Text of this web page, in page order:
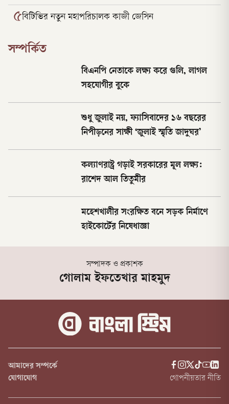
৫বিটিভির নতুন মহাপরিচালক কাজী জেসিন
সম্পর্কিত
বিএনপি নেতাকে লক্ষ্য করে গুলি, লাগল
সহযোগীর বুকে
শুধু জুলাই নয়, ফ্যাসিবাদের ১৬ বছরের
নিপীড়নের সাক্ষী ‘জুলাই স্মৃতি জাদুঘর’
কল্যাণরাষ্ট্র গড়াই সরকারের মূল লক্ষ্য:
রাশেদ আল তিতুমীর
মহেশখালীর সংরক্ষিত বনে সড়ক নির্মাণে
হাইকোর্টের নিষেধাজ্ঞা
সম্পাদক ও প্রকাশক
গোলাম ইফতেখার মাহমুদ
গোপনীয়তার নীতি
আমাদের সম্পর্কে
যোগাযোগ